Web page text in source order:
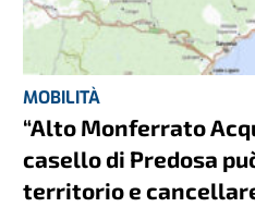
MOBILITÀ
“Alto Monferrato
casello di Predosa
territorio e